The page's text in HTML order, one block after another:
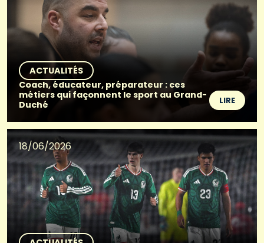
ACTUALITÉS
Coach, éducateur, préparateur : ces
métiers qui façonnent le sport au Grand-
Duché
LIRE
18/06/2026